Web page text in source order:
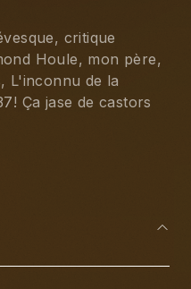
critique
Houle, mon père,
L'inconnu de la
Ça jase de castors